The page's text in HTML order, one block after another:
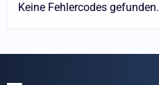
Keine Fehlercodes gefunden.